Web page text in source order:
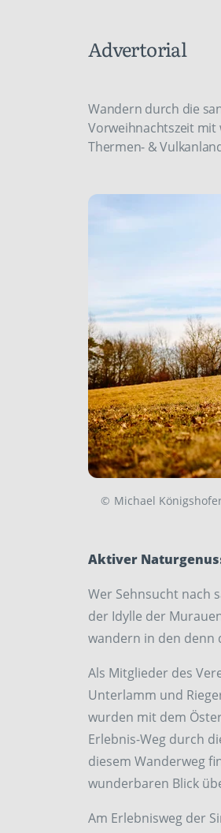
Advertorial
Wandern durch die
Vorweihnachtszeit mit
Thermen- &
© Michael
Aktiver
Wer Sehnsucht nach
der Idylle der
wandern in den denn
Als Mitglieder des
Unterlamm und
wurden mit dem
Erlebnis-Weg durch
diesem Wanderweg
wunderbaren Blick
Am Erlebnisweg der